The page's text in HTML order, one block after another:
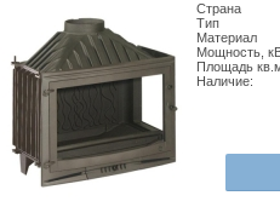
Страна
Тип
Материал
Мощность,
Площадь
Наличие: